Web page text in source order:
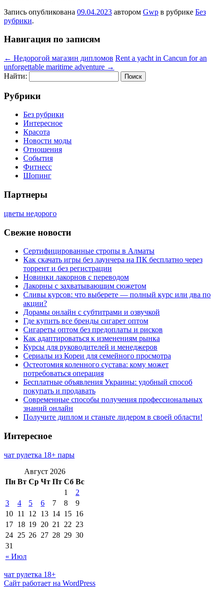
Запись опубликована 09.04.2023 автором Gwp в рубрике Без
рубрики.
Навигация по записям
← Недорогой магазин дипломов Rent a yacht in Cancun for an
unforgettable maritime adventure →
Найти:
Рубрики
Без рубрики
Интересное
Красота
Новости моды
Отношения
События
Фитнесс
Шопинг
Партнеры
цветы недорого
Свежие новости
Сертифицированные стропы в Алматы
Как скачать игры без лаунчера на ПК бесплатно через
торрент и без регистрации
Новинки лакорнов с переводом
Лакорны с захватывающим сюжетом
Сливы курсов: что выберете — полный курс или два по
акции?
Дорамы онлайн с субтитрами и озвучкой
Где купить все бренды сигарет оптом
Сигареты оптом без предоплаты и рисков
Как адаптироваться к изменениям рынка
Курсы для руководителей и менеджеров
Сериалы из Кореи для семейного просмотра
Остеотомия коленного сустава: кому может
потребоваться операция
Бесплатные объявления Украины: удобный способ
покупать и продавать
Современные способы получения профессиональных
знаний онлайн
Получите диплом и станьте лидером в своей области!
Интересное
чат рулетка 18+ пары
Август 2026
Пн Вт Ср Чт Пт Сб Вс
« Июл
1
2
3
4 5 6 7 8
9
10 11 12 13 14 15 16
17 18 19 20 21 22 23
24 25 26 27 28 29 30
31
чат рулетка 18+
Сайт работает на WordPress